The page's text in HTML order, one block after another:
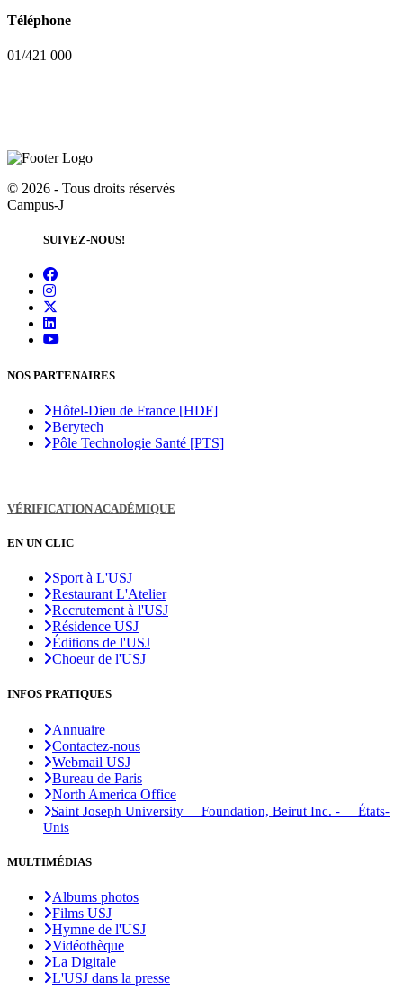
Téléphone
01/421 000
© 2026 - Tous droits réservés
Campus-J
SUIVEZ-NOUS!
NOS PARTENAIRES
Hôtel-Dieu de France [HDF]
Berytech
Pôle Technologie Santé [PTS]
VÉRIFICATION ACADÉMIQUE
EN UN CLIC
Sport à L'USJ
Restaurant L'Atelier
Recrutement à l'USJ
Résidence USJ
Éditions de l'USJ
Choeur de l'USJ
INFOS PRATIQUES
Annuaire
Contactez-nous
Webmail USJ
Bureau de Paris
North America Office
Saint Joseph University Foundation, Beirut Inc. - États-
Unis
MULTIMÉDIAS
Albums photos
Films USJ
Hymne de l'USJ
Vidéothèque
La Digitale
L'USJ dans la presse